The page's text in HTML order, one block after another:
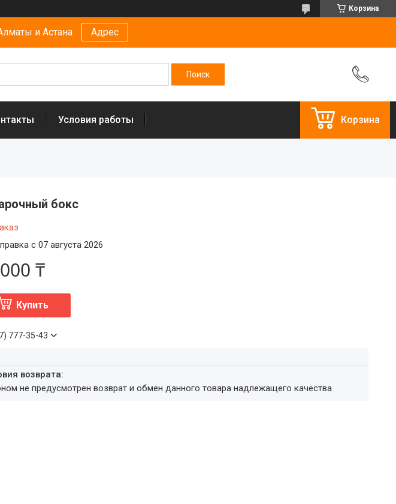
Корзина
и Астана Адрес
Условия работы Корзина
бокс
с 07 августа 2026
₸
Купить
777-35-43
не предусмотрен возврат и обмен данного товара надлежащего качества